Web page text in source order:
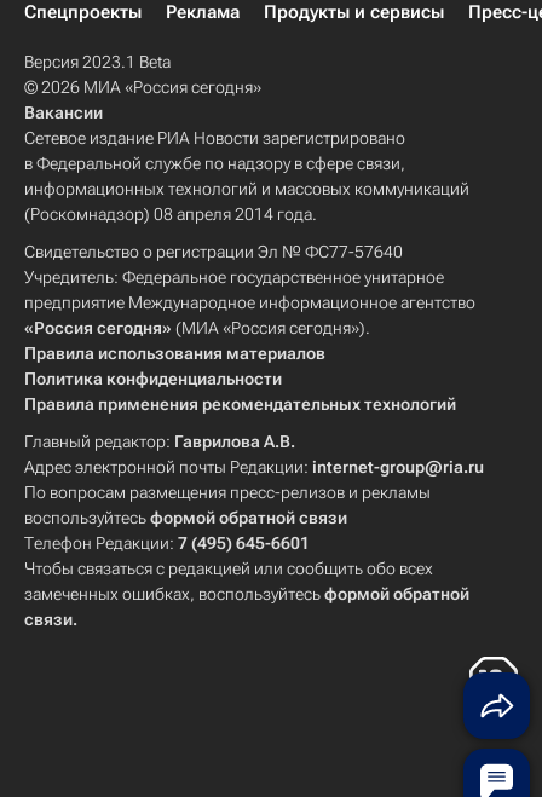
Спецпроекты
Реклама Продукты и сервисы Пресс-
Версия 2023.1 Beta
© 2026 МИА «Россия сегодня»
Вакансии
Сетевое издание РИА Новости зарегистрировано
в Федеральной службе по надзору в сфере связи,
информационных технологий и массовых коммуникаций
(Роскомнадзор) 08 апреля 2014 года.
Свидетельство о регистрации Эл № ФС77-57640
Учредитель: Федеральное государственное унитарное
предприятие Международное информационное агентство
«Россия сегодня» (МИА «Россия сегодня»).
Правила использования материалов
Политика конфиденциальности
Правила применения рекомендательных технологий
Главный редактор: Гаврилова А.В.
Адрес электронной почты Редакции: internet-group@ria.ru
По вопросам размещения пресс-релизов и рекламы
воспользуйтесьформой обратной связи
Телефон Редакции: 7 (495) 645-6601
Чтобы связаться с редакцией или сообщить обо всех
замеченных ошибках, воспользуйтесьформой обратной
связи.